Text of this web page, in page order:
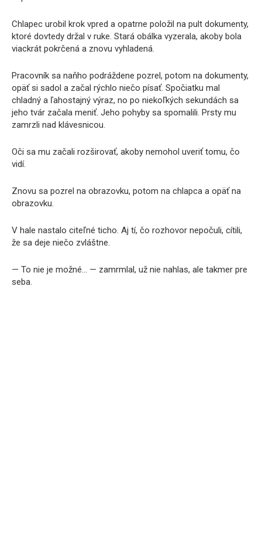
Chlapec urobil krok vpred a opatrne položil na pult dokumenty,
ktoré dovtedy držal v ruke. Stará obálka vyzerala, akoby bola
viackrát pokrčená a znovu vyhladená.
Pracovník sa naňho podráždene pozrel, potom na dokumenty,
opäť si sadol a začal rýchlo niečo písať. Spočiatku mal
chladný a ľahostajný výraz, no po niekoľkých sekundách sa
jeho tvár začala meniť. Jeho pohyby sa spomalili. Prsty mu
zamrzli nad klávesnicou.
Oči sa mu začali rozširovať, akoby nemohol uveriť tomu, čo
vidí.
Znovu sa pozrel na obrazovku, potom na chlapca a opäť na
obrazovku.
V hale nastalo citeľné ticho. Aj tí, čo rozhovor nepočuli, cítili,
že sa deje niečo zvláštne.
— To nie je možné… — zamrmlal, už nie nahlas, ale takmer pre
seba.